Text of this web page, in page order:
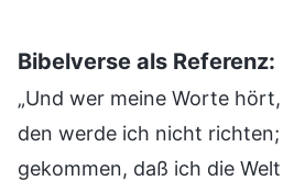
Bibelverse als Referenz:
„Und wer meine Worte
den werde ich nicht
gekommen, daß ich die